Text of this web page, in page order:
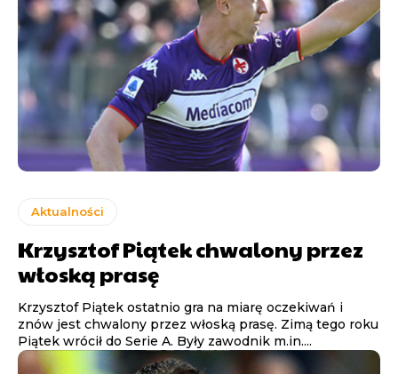
Aktualności
Krzysztof Piątek chwalony przez
włoską prasę
Krzysztof Piątek ostatnio gra na miarę oczekiwań i
znów jest chwalony przez włoską prasę. Zimą tego roku
Piątek wrócił do Serie A. Były zawodnik m.in....